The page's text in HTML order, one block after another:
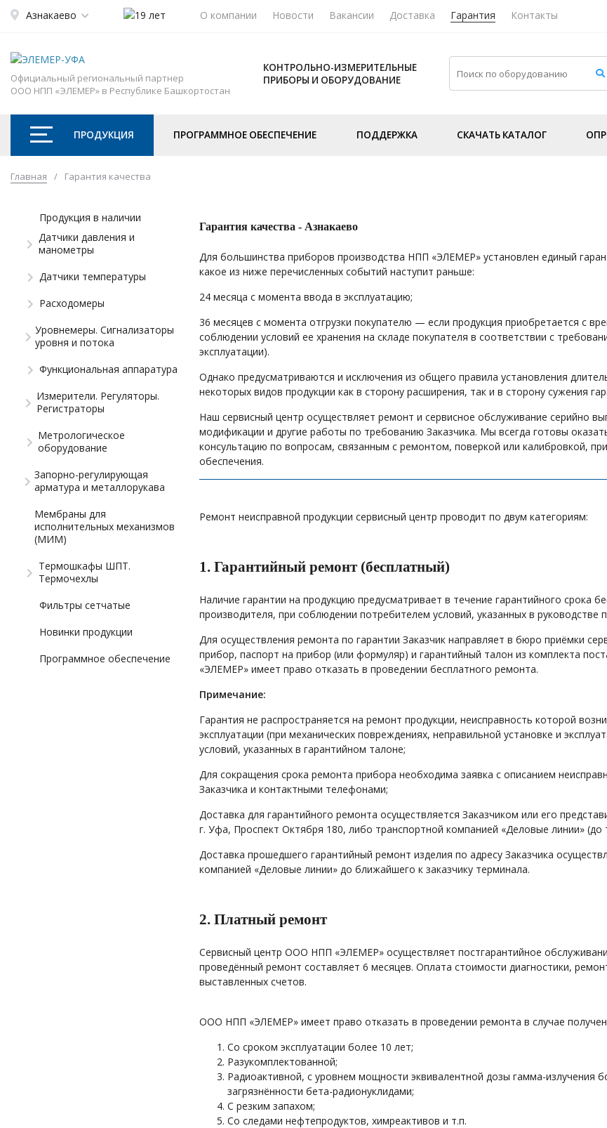
Азнакаево О компании Новости Вакансии Доставка Гарантия Контакты
Официальный региональный партнер
ООО НПП «ЭЛЕМЕР» в Республике Башкортостан
КОНТРОЛЬНО-ИЗМЕРИТЕЛЬНЫЕ
ПРИБОРЫ И ОБОРУДОВАНИЕ
ПРОДУКЦИЯ ПРОГРАММНОЕ ОБЕСПЕЧЕНИЕ ПОДДЕРЖКА СКАЧАТЬ КАТАЛОГ
Главная / Гарантия качества
Продукция в наличии
Датчики давления и
манометры
Датчики температуры
Расходомеры
Уровнемеры. Сигнализаторы
уровня и потока
Функциональная аппаратура
Измерители. Регуляторы.
Регистраторы
Метрологическое
оборудование
Запорно-регулирующая
арматура и металлорукава
Мембраны для
исполнительных механизмов
(МИМ)
Термошкафы ШПТ.
Термочехлы
Фильтры сетчатые
Новинки продукции
Программное обеспечение
Гарантия качества - Азнакаево
Для большинства приборов производства НПП «ЭЛЕМЕР» установлен единый
какое из ниже перечисленных событий наступит раньше:
24 месяца с момента ввода в эксплуатацию;
36 месяцев с момента отгрузки покупателю — если продукция приобретается с
соблюдении условий ее хранения на складе покупателя в соответствии с
эксплуатации).
Однако предусматриваются и исключения из общего правила установления
некоторых видов продукции как в сторону расширения, так и в сторону сужения
Наш сервисный центр осуществляет ремонт и сервисное обслуживание серийно
модификации и другие работы по требованию Заказчика. Мы всегда готовы
консультацию по вопросам, связанным с ремонтом, поверкой или калибровкой,
обеспечения.
Ремонт неисправной продукции сервисный центр проводит по двум категориям:
1. Гарантийный ремонт (бесплатный)
Наличие гарантии на продукцию предусматривает в течение гарантийного срока
производителя, при соблюдении потребителем условий, указанных в руководстве
Для осуществления ремонта по гарантии Заказчик направляет в бюро приёмки
прибор, паспорт на прибор (или формуляр) и гарантийный талон из комплекта
«ЭЛЕМЕР» имеет право отказать в проведении бесплатного ремонта.
Примечание:
Гарантия не распространяется на ремонт продукции, неисправность которой
эксплуатации (при механических повреждениях, неправильной установке и
условий, указанных в гарантийном талоне;
Для сокращения срока ремонта прибора необходима заявка с описанием
Заказчика и контактными телефонами;
Доставка для гарантийного ремонта осуществляется Заказчиком или его
г. Уфа, Проспект Октября 180, либо транспортной компанией «Деловые линии» (до
Доставка прошедшего гарантийный ремонт изделия по адресу Заказчика
компанией «Деловые линии» до ближайшего к заказчику терминала.
2. Платный ремонт
Сервисный центр ООО НПП «ЭЛЕМЕР» осуществляет постгарантийное
проведённый ремонт составляет 6 месяцев. Оплата стоимости диагностики,
выставленных счетов.
ООО НПП «ЭЛЕМЕР» имеет право отказать в проведении ремонта в случае
Со сроком эксплуатации более 10 лет;
Разукомплектованной;
Радиоактивной, с уровнем мощности эквивалентной дозы гамма-излучения
загрязнённости бета-радионуклидами;
С резким запахом;
Со следами нефтепродуктов, химреактивов и т.п.